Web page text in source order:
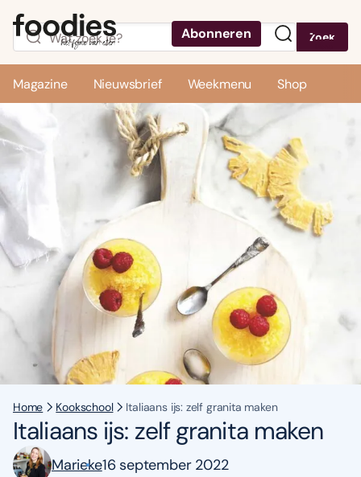
Abonneren Zoek
Magazine Nieuwsbrief Weekmenu Shop
Home Kookschool Italiaans ijs: zelf granita maken
Italiaans ijs: zelf granita maken
Marieke16 september 2022